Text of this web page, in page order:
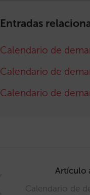
Entradas
Calendario de
Calendario de
Calendario de
Artículo
Calendario de